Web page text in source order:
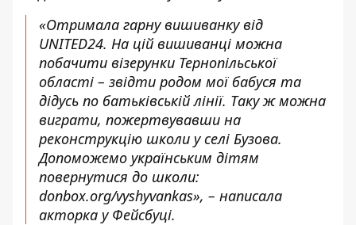
«Отримала гарну вишиванку від
UNITED24. На цій вишиванці можна
побачити візерунки Тернопільської
області – звідти родом мої бабуся та
дідусь по батьківській лінії. Таку ж можна
виграти, пожертвувавши на
реконструкцію школи у селі Бузова.
Допоможемо українським дітям
повернутися до школи:
donbox.org/vyshyvankas», – написала
акторка у Фейсбуці.